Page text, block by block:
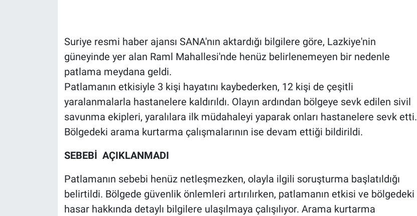
Suriye resmi haber ajansı SANA'nın aktardığı bilgilere göre, Lazkiye'nin
güneyinde yer alan Raml Mahallesi'nde henüz belirlenemeyen bir nedenle
patlama meydana geldi.
Patlamanın etkisiyle 3 kişi hayatını kaybederken, 12 kişi de çeşitli
yaralanmalarla hastanelere kaldırıldı. Olayın ardından bölgeye sevk edilen sivil
savunma ekipleri, yaralılara ilk müdahaleyi yaparak onları hastanelere sevk etti.
Bölgedeki arama kurtarma çalışmalarının ise devam ettiği bildirildi.
SEBEBİ AÇIKLANMADI
Patlamanın sebebi henüz netleşmezken, olayla ilgili soruşturma başlatıldığı
belirtildi. Bölgede güvenlik önlemleri artırılırken, patlamanın etkisi ve bölgedeki
hasar hakkında detaylı bilgilere ulaşılmaya çalışılıyor. Arama kurtarma
Günün görüntüsü
Koronavirüs
Kültür Sanat
Ne demişti